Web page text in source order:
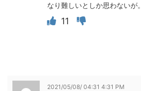
なり難しいとしか思わないが。
11
2021/05/08/ 04:31 4:31 PM